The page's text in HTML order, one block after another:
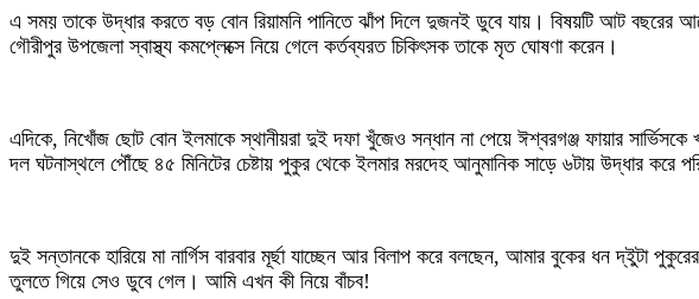
এ সময় তাকে উদ্ধার করতে বড় বোন রিয়ামনি পানিতে ঝাঁপ দিলে দুজনই ডুবে যায়। বিষয়টি আট বছরের
গৌরীপুর উপজেলা স্বাস্থ্য কমপ্লেক্সে নিয়ে গেলে কর্তব্যরত চিকিৎসক তাকে মৃত ঘোষণা করেন।
এদিকে, নিখোঁজ ছোট বোন ইলমাকে স্থানীয়রা দুই দফা খুঁজেও সন্ধান না পেয়ে ঈশ্বরগঞ্জ ফায়ার
দল ঘটনাস্থলে পৌঁছে ৪৫ মিনিটের চেষ্টায় পুকুর থেকে ইলমার মরদেহ আনুমানিক সাড়ে ৬টায় উদ্ধার করে
দুই সন্তানকে হারিয়ে মা নার্গিস বারবার মূর্ছা যাচ্ছেন আর বিলাপ করে বলছেন, আমার বুকের ধন দ্ইুটা
তুলতে গিয়ে সেও ডুবে গেল। আমি এখন কী নিয়ে বাঁচব!